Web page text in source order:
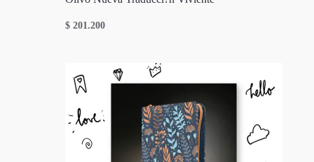
$ 201.200